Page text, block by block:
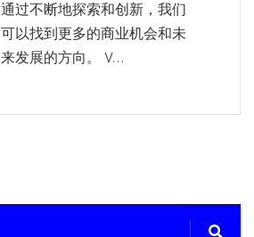
通过不断地探索和创新，我们
可以找到更多的商业机会和未
来发展的方向。 V...